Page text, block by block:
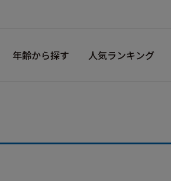
年齢から探す 人気ランキング